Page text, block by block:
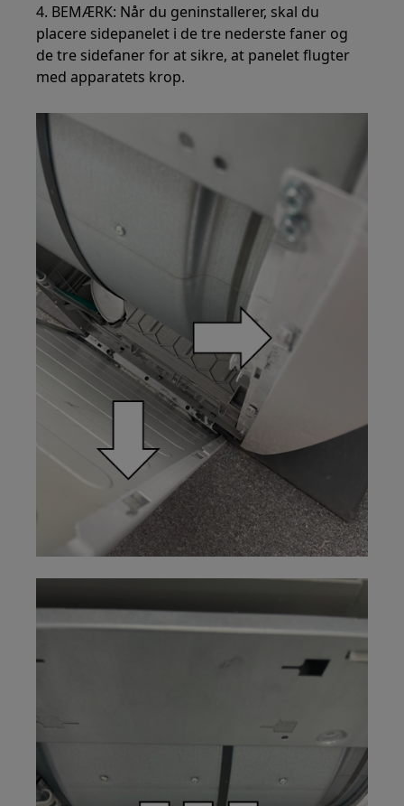
4. BEMÆRK: Når du geninstallerer, skal du
placere sidepanelet i de tre nederste faner og
de tre sidefaner for at sikre, at panelet flugter
med apparatets krop.